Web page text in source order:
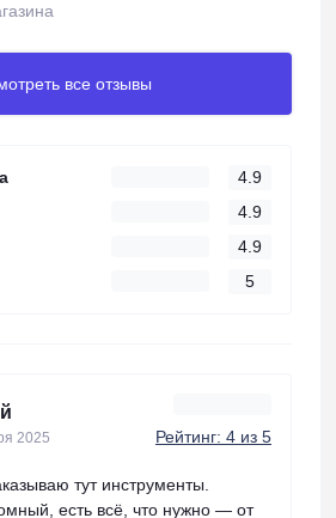
все отзывы
4.9
4.9
4.9
5
2025 Рейтинг: 4 из 5
тут инструменты.
есть всё, что нужно — от